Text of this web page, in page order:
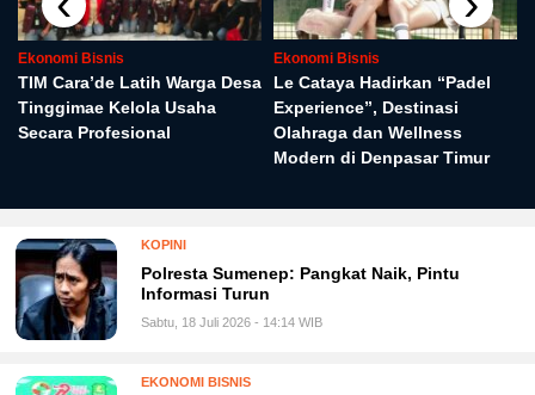
Ekonomi Bisnis
TIM Cara’de Latih Warga Desa
Tinggimae Kelola Usaha
Secara Profesional
Ekonomi Bisnis
Le Cataya Hadirkan “Padel
Experience”, Destinasi
Olahraga dan Wellness
Modern di Denpasar Timur
KOPINI
Polresta Sumenep: Pangkat Naik, Pintu
Informasi Turun
Sabtu, 18 Juli 2026 - 14:14 WIB
EKONOMI BISNIS